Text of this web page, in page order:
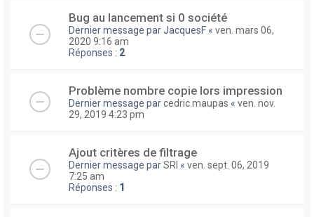
Bug au lancement si 0 société
Dernier message parJacquesF « ven. mars 06,
2020 9:16 am
Réponses : 2
Problème nombre copie lors impression
Dernier message parcedric.maupas « ven. nov.
29, 2019 4:23 pm
Ajout critères de filtrage
Dernier message parSRI « ven. sept. 06, 2019
7:25 am
Réponses : 1